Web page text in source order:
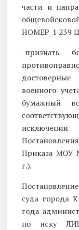
части и
НОМЕР_1 239
-признать
военного
бумажный
Приказа МОУ
г.).
суда города
года
по иску